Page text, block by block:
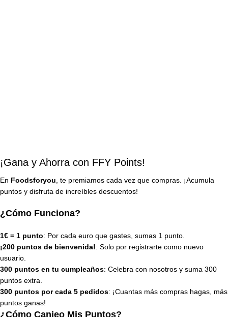
¡Gana y Ahorra con FFY Points!
En Foodsforyou, te premiamos cada vez que compras. ¡Acumula
puntos y disfruta de increíbles descuentos!
¿Cómo Funciona?
1€ = 1 punto: Por cada euro que gastes, sumas 1 punto.
¡200 puntos de bienvenida!: Solo por registrarte como nuevo
usuario.
300 puntos en tu cumpleaños: Celebra con nosotros y suma 300
puntos extra.
300 puntos por cada 5 pedidos: ¡Cuantas más compras hagas, más
puntos ganas!
¿Cómo Canjeo Mis Puntos?